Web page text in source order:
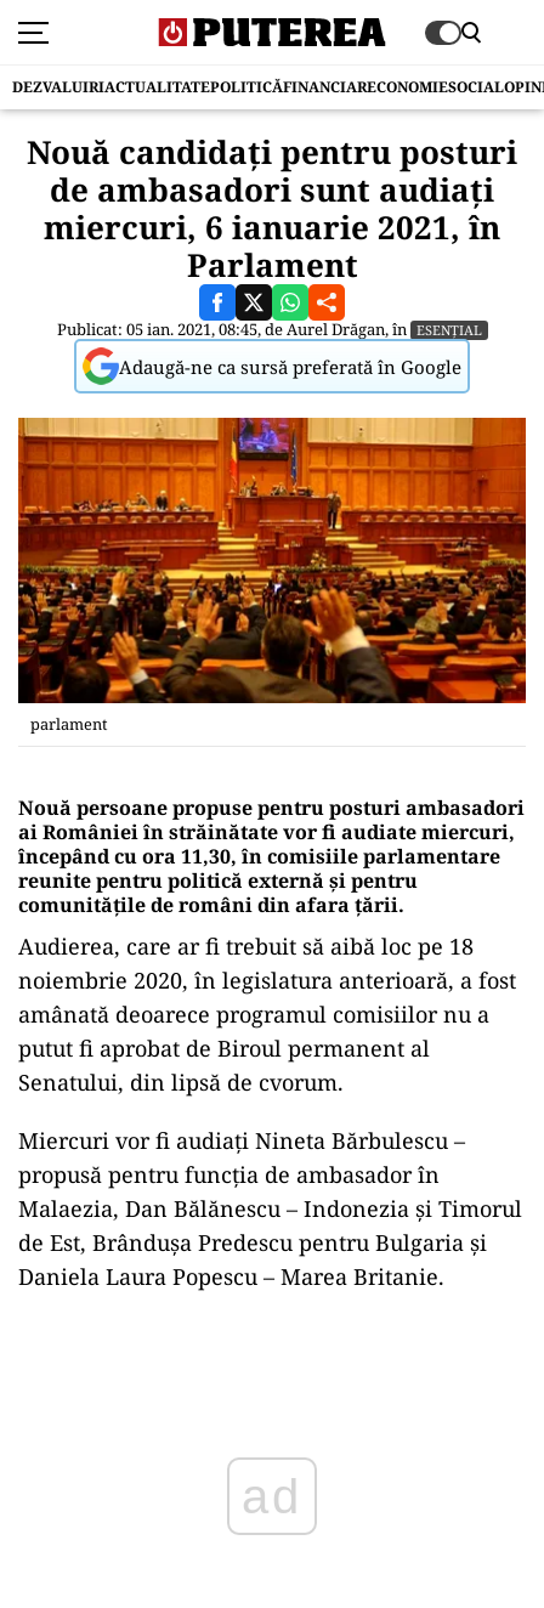
DEZVALUIRIACTUALITATEPOLITICĂFINANCIARECONOMIESOCIAL
Nouă candidați pentru posturi
de ambasadori sunt audiați
miercuri, 6 ianuarie 2021, în
Parlament
Publicat: 05 ian. 2021, 08:45, deAurel Drăgan, în ESENȚIAL
Adaugă-ne ca sursă preferată în Google
parlament
Nouă persoane propuse pentru posturi ambasadori
ai României în străinătate vor fi audiate miercuri,
începând cu ora 11,30, în comisiile parlamentare
reunite pentru politică externă şi pentru
comunităţile de români din afara ţării.
Audierea, care ar fi trebuit să aibă loc pe 18
noiembrie 2020, în legislatura anterioară, a fost
amânată deoarece programul comisiilor nu a
putut fi aprobat de Biroul permanent al
Senatului, din lipsă de cvorum.
Miercuri vor fi audiaţi Nineta Bărbulescu –
propusă pentru funcţia de ambasador în
Malaezia, Dan Bălănescu – Indonezia şi Timorul
de Est, Brânduşa Predescu pentru Bulgaria şi
Daniela Laura Popescu – Marea Britanie.